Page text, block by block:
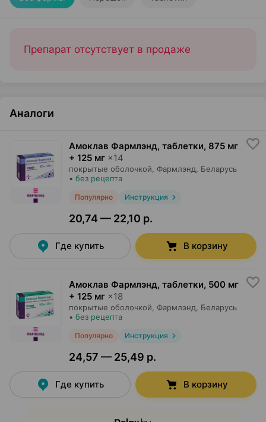
Препарат отсутствует в продаже
Аналоги
Амоклав Фармлэнд, таблетки, 875 мг
+ 125 мг ×14
покрытые оболочкой, Фармлэнд , Беларусь
• без рецепта
Популярно Инструкция
20,74 — 22,10 р.
Где купить В корзину
Амоклав Фармлэнд, таблетки, 500 мг
+ 125 мг ×18
покрытые оболочкой, Фармлэнд , Беларусь
• без рецепта
Популярно Инструкция
24,57 — 25,49 р.
Где купить В корзину